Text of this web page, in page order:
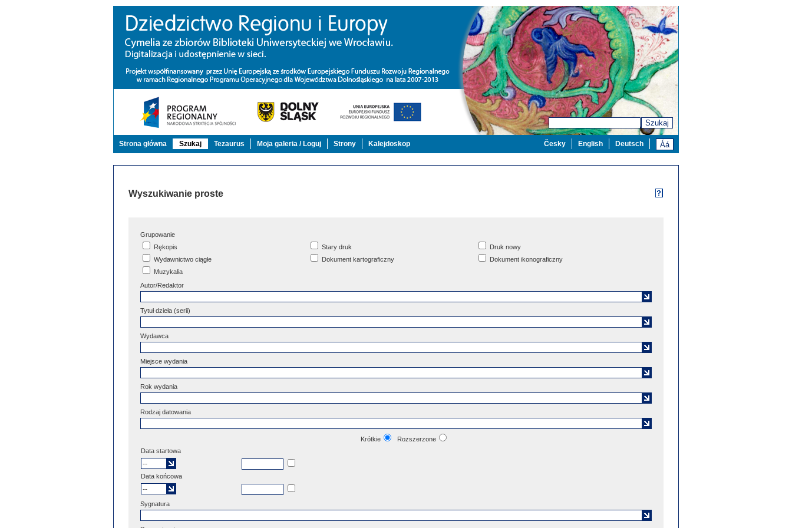
Szukaj
Strona główna Szukaj Tezaurus Moja galeria / Loguj Strony Kalejdoskop Deutsch
English
Česky
Wyszukiwanie proste
Grupowanie
Rękopis
Stary druk
Druk nowy
Wydawnictwo ciągłe
Dokument kartograficzny
Dokument ikonograficzny
Muzykalia
Autor/Redaktor
Tytuł dzieła (serii)
Wydawca
Miejsce wydania
Rok wydania
Rodzaj datowania
Krótkie
Rozszerzone
Data startowa
Data końcowa
Sygnatura